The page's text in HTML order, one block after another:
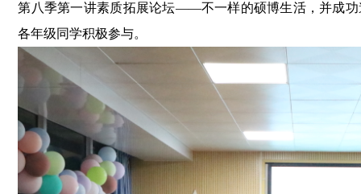
第八季第一讲素质拓展论坛——不一样的硕博生活，并成功
各年级同学积极参与。